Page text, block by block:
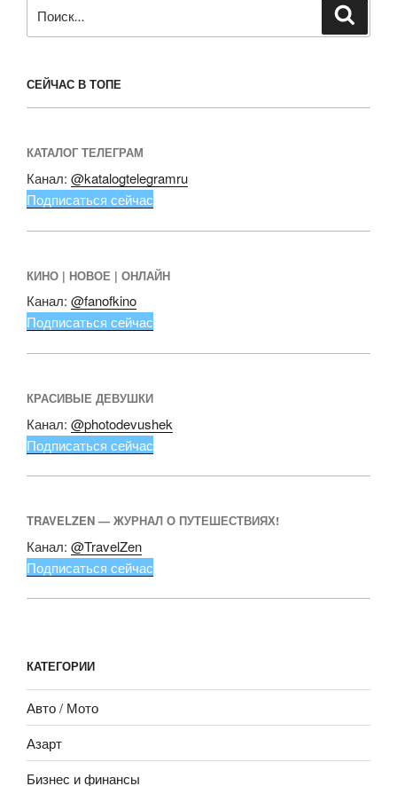
СЕЙЧАС В ТОПЕ
КАТАЛОГ ТЕЛЕГРАМ
Канал: @katalogtelegramru
Подписаться сейчас
КИНО | НОВОЕ | ОНЛАЙН
Канал: @fanofkino
Подписаться сейчас
КРАСИВЫЕ ДЕВУШКИ
Канал: @photodevushek
Подписаться сейчас
TRAVELZEN — ЖУРНАЛ О ПУТЕШЕСТВИЯХ!
Канал: @TravelZen
Подписаться сейчас
КАТЕГОРИИ
Авто / Мото
Азарт
Бизнес и финансы